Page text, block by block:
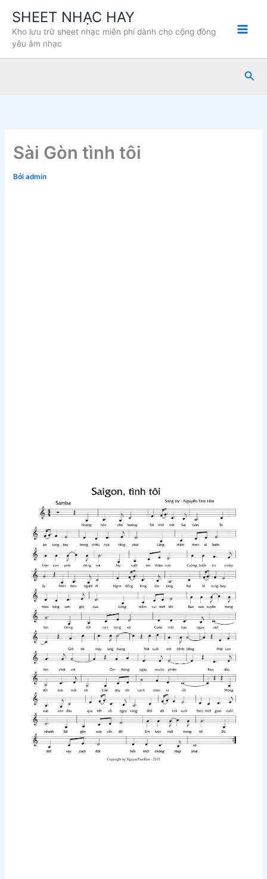
dung
SHEET NHẠC HAY
Kho lưu trữ sheet nhạc miễn phí dành cho cộng đồng
yêu âm nhạc
Tìm
Sài Gòn tình tôi
Bởiadmin